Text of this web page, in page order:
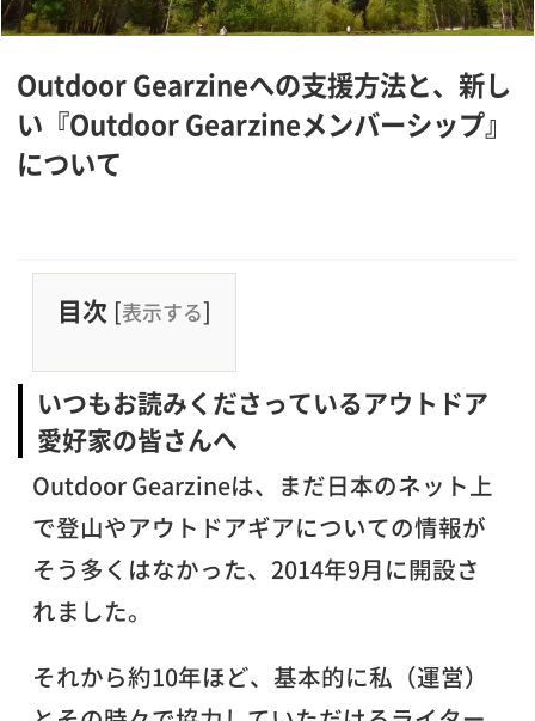
Outdoor Gearzineへの支援方法と、新し
い『Outdoor Gearzineメンバーシップ』
について
目次 [表示する]
いつもお読みくださっているアウトドア
愛好家の皆さんへ
Outdoor Gearzineは、まだ日本のネット上
で登山やアウトドアギアについての情報が
そう多くはなかった、2014年9月に開設さ
れました。
それから約10年ほど、基本的に私（運営）